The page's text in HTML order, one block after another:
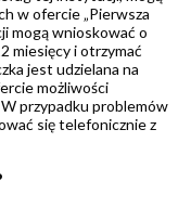
w ofercie „Pierwsza
mogą wnioskować o
miesięcy i otrzymać
jest udzielana na
możliwości
przypadku problemów
się telefonicznie z